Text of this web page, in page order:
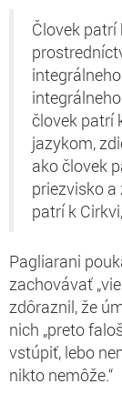
Človek patrí
človek patrí
jazykom,
ako človek
priezvisko
patrí k
Pagliarani
zachovávať
zdôraznil, že
nich „preto
vstúpiť, lebo
nikto nemôže.“